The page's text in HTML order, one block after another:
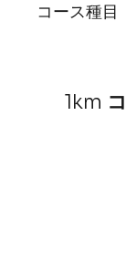
​コース種目
1km